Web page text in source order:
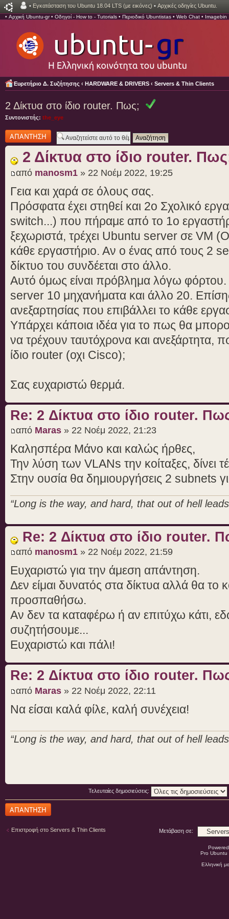
• Εγκατάσταση του Ubuntu 18.04 LTS (με εικόνες) • Αρχικές οδηγίες Ubuntu.
• Αρχική Ubuntu-gr• Οδηγοί - How to - Tutorials • Περιοδικό Ubuntistas • Web Chat • Imagebin
Ευρετήριο Δ. Συζήτησης ‹ HARDWARE & DRIVERS ‹ Servers & Thin Clients
2 Δίκτυα στο ίδιο router. Πως;
Συντονιστής: the_eye
Δημιουργία
απάντησης
2 Δίκτυα στο ίδιο router.
από manosm1 » 22 Νοέμ 2022, 19:25
Γεια και χαρά σε όλους σας.
Πρόσφατα έχει στηθεί και 2ο Σχολικό
switch...) που πήραμε από το 1ο
ξεχωριστά, τρέχει Ubuntu server σε VM
κάθε εργαστήριο. Αν ο ένας από τους 2
δίκτυο του συνδέεται στο άλλο.
Αυτό όμως είναι πρόβλημα λόγω
server 10 μηχανήματα και άλλο 20. Επίσης
ανεξαρτησίας που επιβάλλει το κάθε
Υπάρχει κάποια ιδέα για το πως θα
να τρέχουν ταυτόχρονα και ανεξάρτητα,
ίδιο router (οχι Cisco);
Σας ευχαριστώ θερμά.
Re: 2 Δίκτυα στο ίδιο router.
από Maras » 22 Νοέμ 2022, 21:23
Καλησπέρα Μάνο και καλώς ήρθες,
Την λύση των VLANs την κοίταξες, δίνει
Στην ουσία θα δημιουργήσεις 2 subnets
“Long is the way, and hard, that out of hell
Re: 2 Δίκτυα στο ίδιο router.
από manosm1 » 22 Νοέμ 2022, 21:59
Ευχαριστώ για την άμεση απάντηση.
Δεν είμαι δυνατός στα δίκτυα αλλά θα το
προσπαθήσω.
Αν δεν τα καταφέρω ή αν επιτύχω κάτι,
συζητήσουμε...
Ευχαριστώ και πάλι!
Re: 2 Δίκτυα στο ίδιο router.
από Maras » 22 Νοέμ 2022, 22:11
Να είσαι καλά φίλε, καλή συνέχεια!
“Long is the way, and hard, that out of hell
Τελευταίες δημοσιεύσεις:
Δημιουργία
απάντησης
Επιστροφή στο Servers & Thin Clients Μετάβαση σε:
Pro
Ελληνική